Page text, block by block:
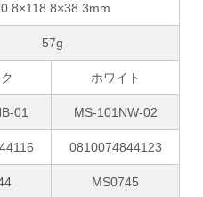
57g
ホワイト
01 MS-101NW-02
0810074844123
MS0745